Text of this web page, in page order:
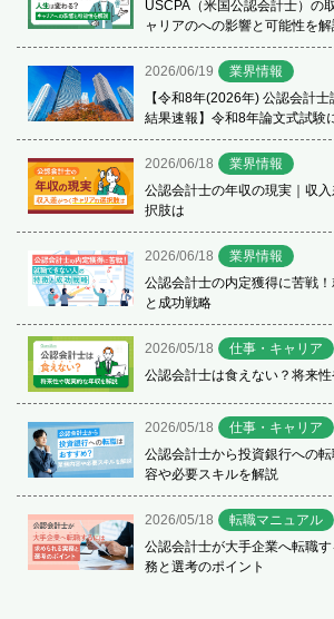
USCPA（米国公認会計士）の
ャリアのへの影響と可能性を
2026/06/19
業界情報
【令和8年(2026年) 公認会計
結果速報】令和8年論文式試験
2026/06/18
業界情報
公認会計士の年収の現実｜収
択肢は
2026/06/18
業界情報
公認会計士の内定獲得に苦戦
と成功戦略
2026/05/18
仕事・キャリア
公認会計士は食えない？将来
2026/05/18
仕事・キャリア
公認会計士から投資銀行への
容や必要スキルを解説
2026/05/18
転職マニュアル
公認会計士が大手企業へ転職
務と選考のポイント